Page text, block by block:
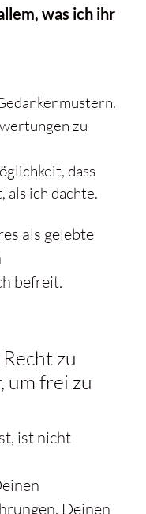
was ich ihr
zu
dass
als ich dachte.
als gelebte
befreit.
zu
um frei zu
ist nicht
Deinen